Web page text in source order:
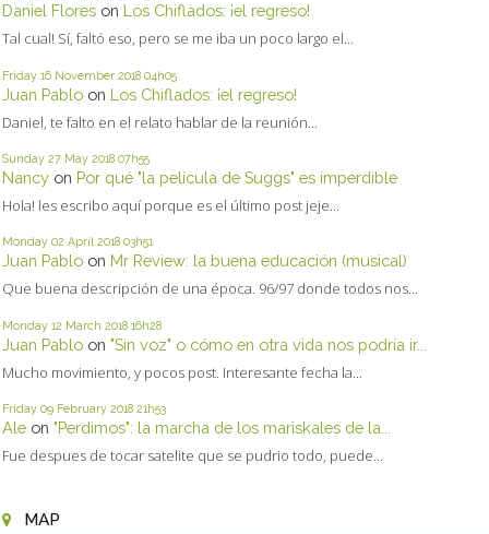
Daniel Flores on Los Chiflados: ¡el regreso!
Tal cual! Sí, faltó eso, pero se me iba un poco largo el...
Friday 16 November 2018 04h05
Juan Pablo on Los Chiflados: ¡el regreso!
Daniel, te falto en el relato hablar de la reunión...
Sunday 27 May 2018 07h55
Nancy on Por qué "la película de Suggs" es imperdible
Hola! les escribo aquí porque es el último post jeje...
Monday 02 April 2018 03h51
Juan Pablo on Mr Review: la buena educación (musical)
Que buena descripción de una época. 96/97 donde todos nos...
Monday 12 March 2018 16h28
Juan Pablo on "Sin voz" o cómo en otra vida nos podría ir...
Mucho movimiento, y pocos post. Interesante fecha la...
Friday 09 February 2018 21h53
Ale on "Perdimos": la marcha de los mariskales de la...
Fue despues de tocar satelite que se pudrio todo, puede...
MAP